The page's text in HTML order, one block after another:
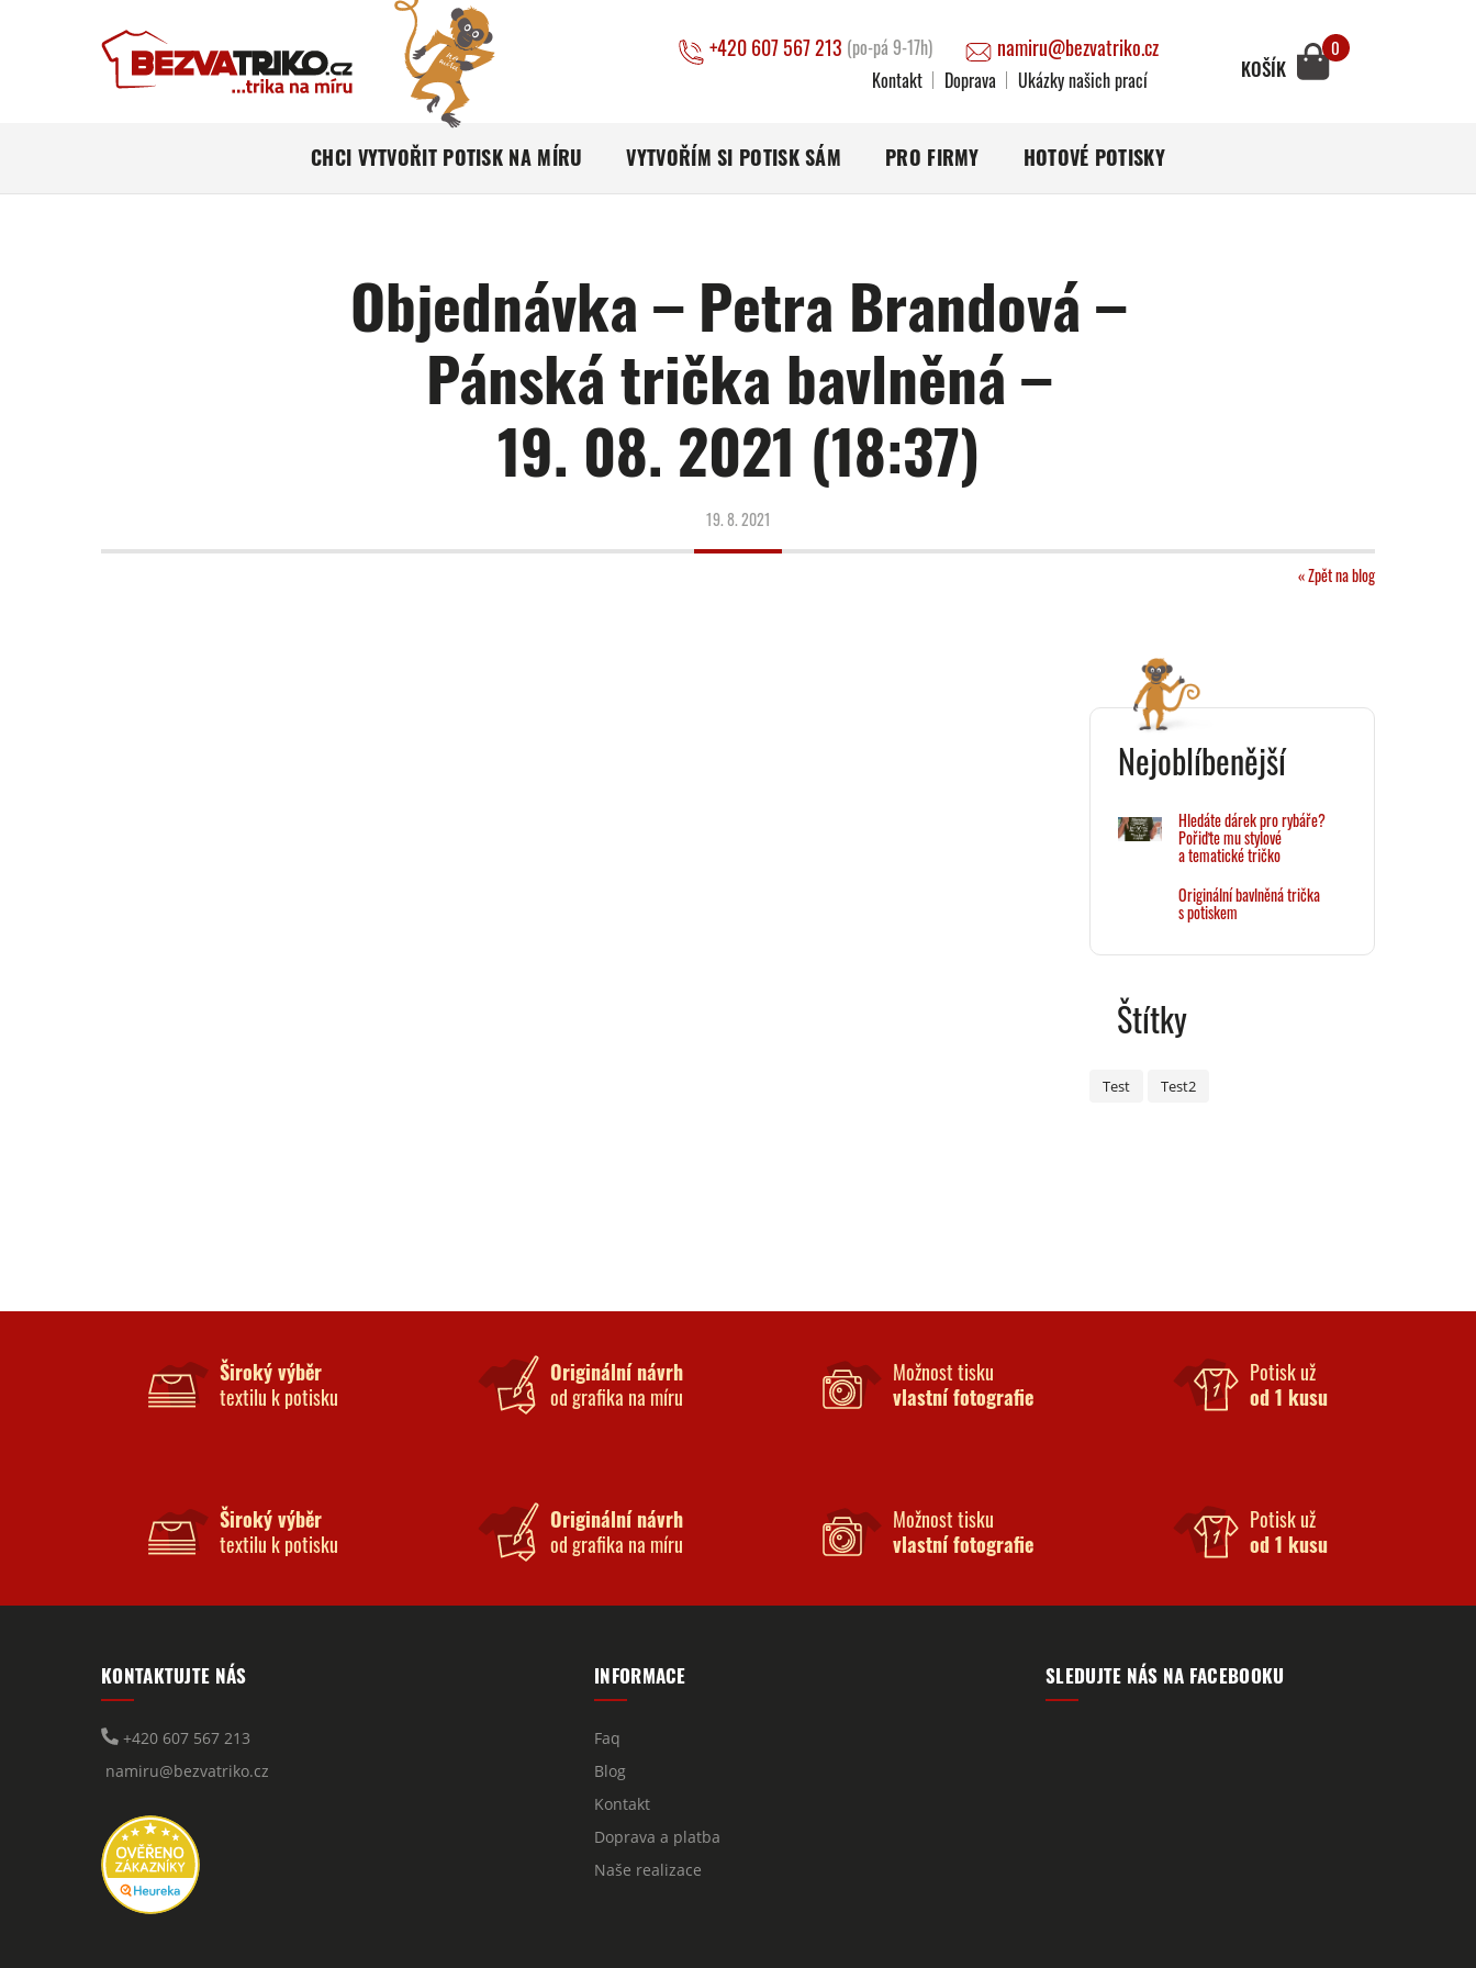
+420 607 567 213 (po-pá 9-17h) namiru@bezvatriko.cz
Kontakt Doprava Ukázky našich prací KOŠÍK
0
CHCI VYTVOŘIT POTISK NA MÍRU VYTVOŘÍM SI POTISK SÁM PRO FIRMY HOTOVÉ POTISKY
Objednávka – Petra Brandová –
Pánská trička bavlněná –
19. 08. 2021 (18:37)
19. 8. 2021
« Zpět na blog
Nejoblíbenější
Hledáte dárek pro rybáře?
Pořiďte mu stylové
a tematické tričko
Originální bavlněná trička
s potiskem
Štítky
Test Test2
Široký výběr
textilu k potisku
Originální návrh
od grafika na míru
Možnost tisku
vlastní fotografie
Potisk už
od 1 kusu
Široký výběr
textilu k potisku
Originální návrh
od grafika na míru
Možnost tisku
vlastní fotografie
Potisk už
od 1 kusu
KONTAKTUJTE NÁS
+420 607 567 213
namiru@bezvatriko.cz
INFORMACE
Faq
Blog
Kontakt
Doprava a platba
Naše realizace
SLEDUJTE NÁS NA FACEBOOKU